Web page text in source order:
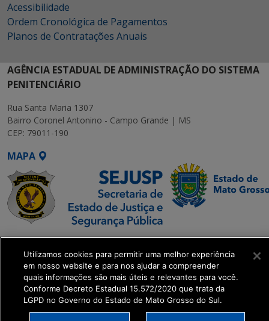
Acessibilidade
Ordem Cronológica de Pagamentos
Planos de Contratações Anuais
AGÊNCIA ESTADUAL DE ADMINISTRAÇÃO DO SISTEMA
PENITENCIÁRIO
Rua Santa Maria 1307
Bairro Coronel Antonino - Campo Grande | MS
CEP: 79011-190
MAPA
SETDIG | Secretaria-
Executiva de
Transformação Digital
get_footer();
Utilizamos cookies para permitir uma melhor experiência
em nosso website e para nos ajudar a compreender
quais informações são mais úteis e relevantes para você.
Conforme Decreto Estadual 15.572/2020 que trata da
LGPD no Governo do Estado de Mato Grosso do Sul.